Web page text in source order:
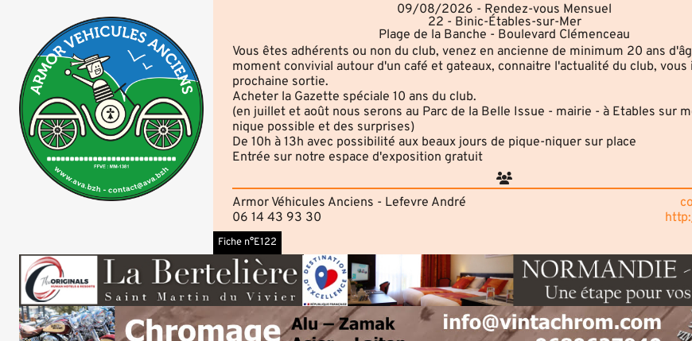
09/08/2026 - Rendez-vous Mensuel
22 - Binic-Étables-sur-Mer
Plage de la Banche - Boulevard Clémenceau
Vous êtes adhérents ou non du club, venez en ancienne de minimum 20 ans
moment convivial autour d'un café et gateaux, connaitre l'actualité du club, vous
prochaine sortie.
Acheter la Gazette spéciale 10 ans du club.
(en juillet et août nous serons au Parc de la Belle Issue - mairie - à Etables sur
nique possible et des surprises)
De 10h à 13h avec possibilité aux beaux jours de pique-niquer sur place
Entrée sur notre espace d'exposition gratuit
Armor Véhicules Anciens - Lefevre André
06 14 43 93 30
Fiche n°E122